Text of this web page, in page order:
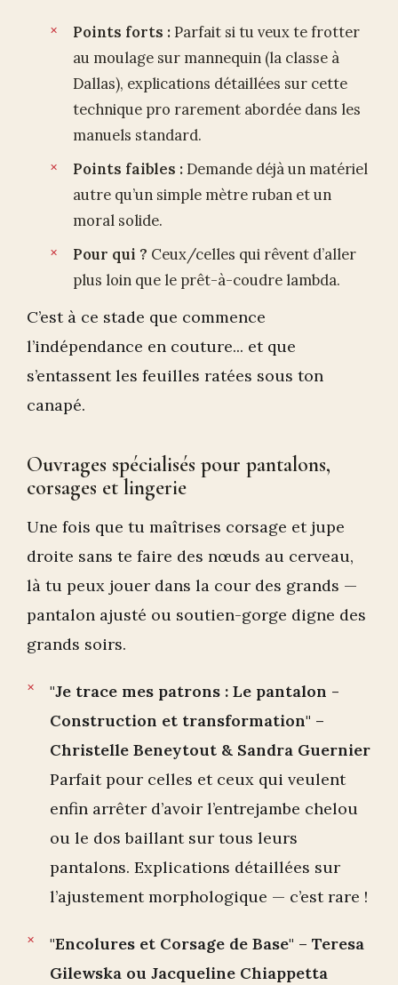
Points forts : Parfait si tu veux te frotter
au moulage sur mannequin (la classe à
Dallas), explications détaillées sur cette
technique pro rarement abordée dans les
manuels standard.
Points faibles : Demande déjà un matériel
autre qu’un simple mètre ruban et un
moral solide.
Pour qui ? Ceux/celles qui rêvent d’aller
plus loin que le prêt-à-coudre lambda.
C’est à ce stade que commence
l’indépendance en couture... et que
s’entassent les feuilles ratées sous ton
canapé.
Ouvrages spécialisés pour pantalons,
corsages et lingerie
Une fois que tu maîtrises corsage et jupe
droite sans te faire des nœuds au cerveau,
là tu peux jouer dans la cour des grands —
pantalon ajusté ou soutien-gorge digne des
grands soirs.
"Je trace mes patrons : Le pantalon -
Construction et transformation" –
Christelle Beneytout & Sandra Guernier
Parfait pour celles et ceux qui veulent
enfin arrêter d’avoir l’entrejambe chelou
ou le dos baillant sur tous leurs
pantalons. Explications détaillées sur
l’ajustement morphologique — c’est rare !
"Encolures et Corsage de Base" – Teresa
Gilewska ou Jacqueline Chiappetta